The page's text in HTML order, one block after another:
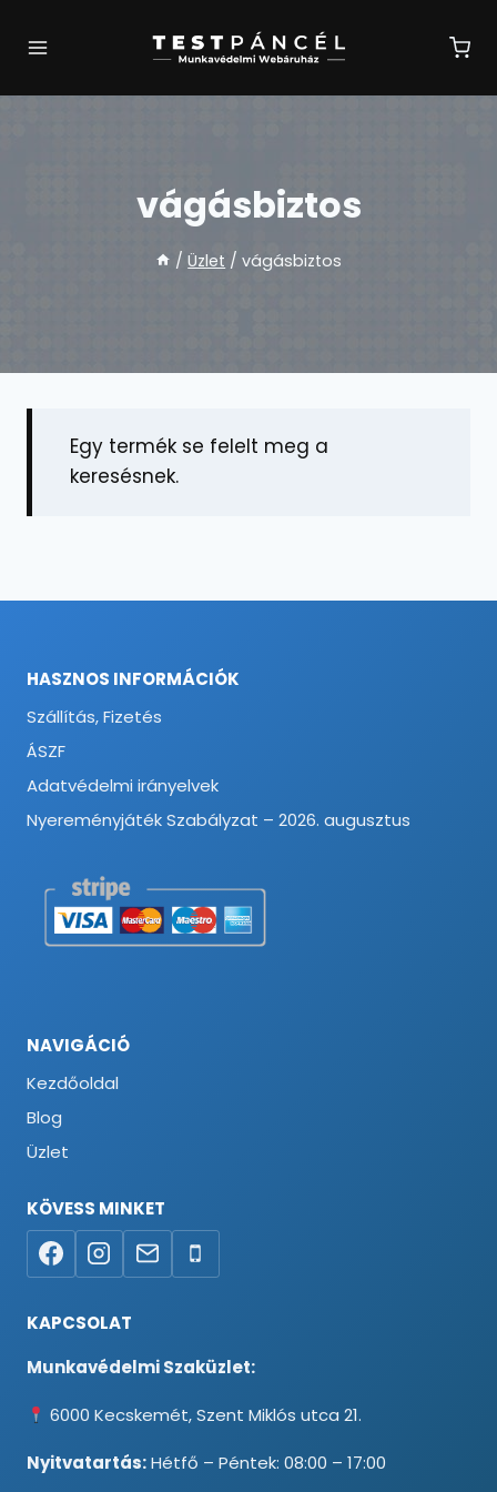
vágásbiztos
/ Üzlet / vágásbiztos
Egy termék se felelt meg a
keresésnek.
HASZNOS INFORMÁCIÓK
Szállítás, Fizetés
ÁSZF
Adatvédelmi irányelvek
Nyereményjáték Szabályzat – 2026. augusztus
NAVIGÁCIÓ
Kezdőoldal
Blog
Üzlet
KÖVESS MINKET
KAPCSOLAT
Munkavédelmi Szaküzlet:
6000 Kecskemét, Szent Miklós utca 21.
Nyitvatartás:Hétfő – Péntek: 08:00 – 17:00